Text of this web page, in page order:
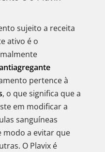
sujeito a receita
ativo é o
pertence à
, o que significa que a
em modificar a
sanguíneas
modo a evitar que
O Plavix é